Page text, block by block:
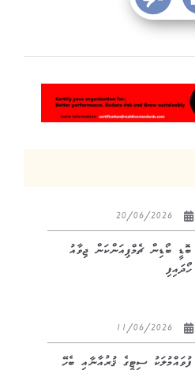
ބޮޑީ ބޯޑިން ޗެމްޕިއަންކަން ޖިވާއު
ހޯދައިފި
ފުވައްމުލަކު ސިޓީގެ ޤުރުއާނާއި ބެހޭ